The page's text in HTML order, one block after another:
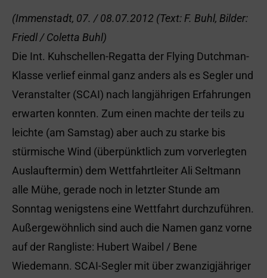
(Immenstadt, 07. / 08.07.2012 (Text: F. Buhl, Bilder:
Friedl / Coletta Buhl)
Die Int. Kuhschellen-Regatta der Flying Dutchman-
Klasse verlief einmal ganz anders als es Segler und
Veranstalter (SCAI) nach langjährigen Erfahrungen
erwarten konnten. Zum einen machte der teils zu
leichte (am Samstag) aber auch zu starke bis
stürmische Wind (überpünktlich zum vorverlegten
Auslauftermin) dem Wettfahrtleiter Ali Seltmann
alle Mühe, gerade noch in letzter Stunde am
Sonntag wenigstens eine Wettfahrt durchzuführen.
Außergewöhnlich sind auch die Namen ganz vorne
auf der Rangliste: Hubert Waibel / Bene
Wiedemann. SCAI-Segler mit über zwanzigjähriger